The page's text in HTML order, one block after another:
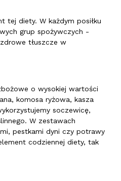
tej diety. W każdym posiłku
grup spożywczych -
tłuszcze w
o wysokiej wartości
komosa ryżowa, kasza
soczewicę,
W zestawach
pestkami dyni czy potrawy
codziennej diety, tak